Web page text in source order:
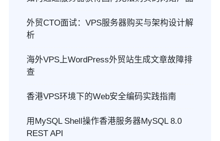
外贸CTO面试：VPS服务器购买与架构设计解
析
海外VPS上WordPress外贸站生成文章故障排
查
香港VPS环境下的Web安全编码实践指南
用MySQL Shell操作香港服务器MySQL 8.0
REST API